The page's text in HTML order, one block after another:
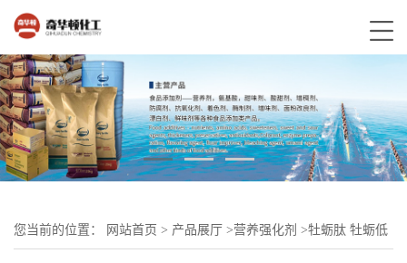
您当前的位置： 网站首页 > 产品展厅 >营养强化剂 >牡蛎肽 牡蛎低